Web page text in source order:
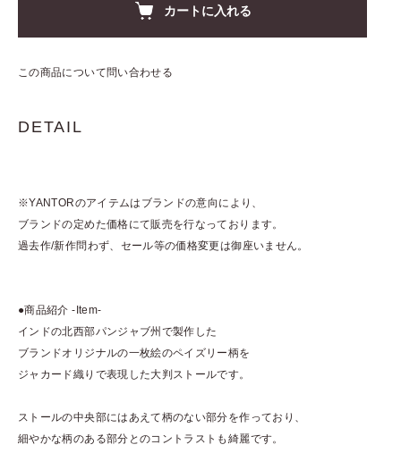
カートに入れる
この商品について問い合わせる
DETAIL
※YANTORのアイテムはブランドの意向により、
ブランドの定めた価格にて販売を行なっております。
過去作/新作問わず、セール等の価格変更は御座いません。
●商品紹介 -Item-
インドの北西部パンジャブ州で製作した
ブランドオリジナルの一枚絵のペイズリー柄を
ジャカード織りで表現した大判ストールです。
ストールの中央部にはあえて柄のない部分を作っており、
細やかな柄のある部分とのコントラストも綺麗です。